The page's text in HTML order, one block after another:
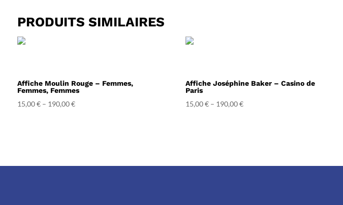
PRODUITS SIMILAIRES
Affiche Moulin Rouge – Femmes,
Femmes, Femmes
15,00€– 190,00€
Affiche Joséphine Baker – Casino de
Paris
15,00€– 190,00€